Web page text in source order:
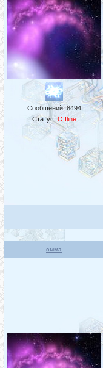
Сообщений:8494
Статус:Offline
эмма